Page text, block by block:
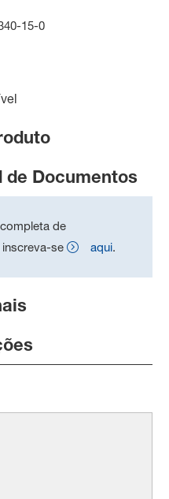
15-0
de Documentos
de
se
aqui.